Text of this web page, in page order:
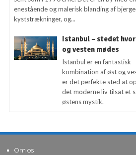
enestående og malerisk blanding af
kyststrækninger, og...
Istanbul – stedet
og vesten mødes
Istanbul er en fantastisk
kombination af øst og
er det perfekte sted at
det moderne liv tilsat et
østens mystik.
Om os